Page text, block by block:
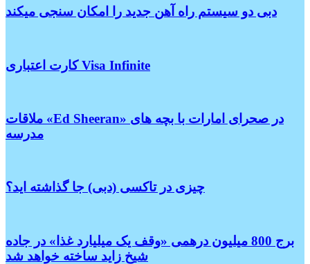
دبی دو سیستم راه آهن جدید را امکان سنجی میکند
کارت اعتباری Visa Infinite
ملاقات «Ed Sheeran» در صحرای امارات با بچه های
مدرسه
چیزی در تاکسی (دبی) جا گذاشته اید؟
برج 800 میلیون درهمی «وقف یک میلیارد غذا» در جاده
شیخ زاید ساخته خواهد شد